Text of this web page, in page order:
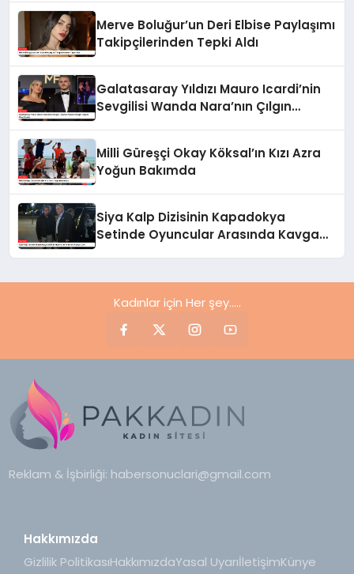
Merve Boluğur’un Deri Elbise Paylaşımı
Takipçilerinden Tepki Aldı
Galatasaray Yıldızı Mauro Icardi’nin
Sevgilisi Wanda Nara’nın Çılgın
Milli Güreşçi Okay Köksal’ın Kızı Azra
Yoğun Bakımda
Siya Kalp Dizisinin Kapadokya
Setinde Oyuncular Arasında Kavga
Kadınlar için Her şey.....
Reklam & İşbirliği: habersonuclari@gmail.com
Hakkımızda
Gizlilik PolitikasıHakkımızdaYasal UyarıİletişimKünye